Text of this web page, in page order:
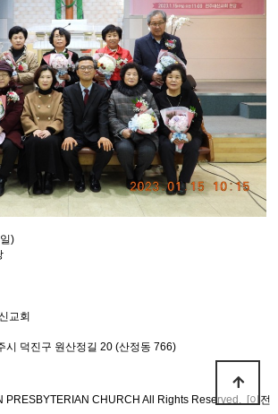
)
교회
시 덕진구 원산정길 20 (산정동 766)
PRESBYTERIAN CHURCH All Rights Reserved. [이전